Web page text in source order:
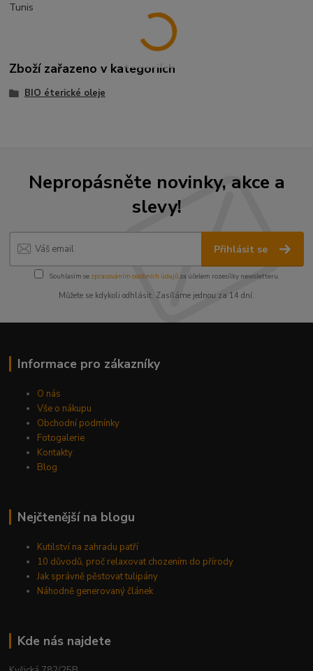
Tunis
Zboží zařazeno v kategoriích
BIO éterické oleje
Nepropásněte novinky, akce a
slevy!
Přihlásit se
Souhlasím se zpracováním osobních údajůza účelem rozesílky newsletteru.
Můžete se kdykoli odhlásit. Zasíláme jednou za 14 dní.
Informace pro zákazníky
O nás
Vše o nákupu
Obchodní podmínky
Fotogalerie
Kontakty
Blog
Nejčtenější na blogu
Kutilství na zahradu patří
10 důvodů, proč relaxovat chozením do přírody
Jak správně pěstovat tulipány
Náhodně generovaný článek
Kde nás najdete